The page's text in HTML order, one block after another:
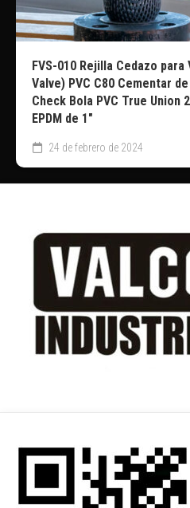
FVS-010 Rejilla Cedazo
Valve) PVC C80 Cementar
Check Bola PVC True Union
EPDM de 1″
24 de febrero de 2024